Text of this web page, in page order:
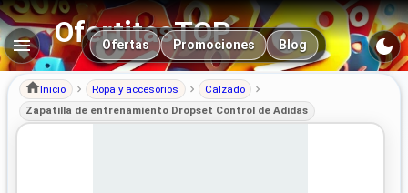
OfertitasTOP
Navegación principal
Ofertas Promociones Blog
Inicio Ropa y accesorios
Calzado
Zapatilla de entrenamiento Dropset Control de Adidas